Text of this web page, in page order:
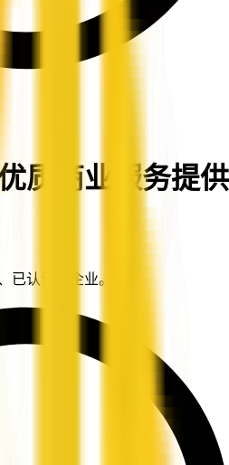
质商业服务提供
已认证的企业。